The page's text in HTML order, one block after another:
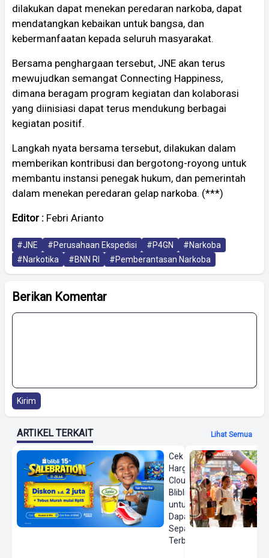
dilakukan dapat menekan peredaran narkoba, dapat
mendatangkan kebaikan untuk bangsa, dan
kebermanfaatan kepada seluruh masyarakat.
Bersama penghargaan tersebut, JNE akan terus
mewujudkan semangat Connecting Happiness,
dimana beragam program kegiatan dan kolaborasi
yang diinisiasi dapat terus mendukung berbagai
kegiatan positif.
Langkah nyata bersama tersebut, dilakukan dalam
memberikan kontribusi dan bergotong-royong untuk
membantu instansi penegak hukum, dan pemerintah
dalam menekan peredaran gelap narkoba. (***)
Editor : Febri Arianto
#JNE #Perusahaan Ekspedisi #P4GN
#Narkoba
#Narkotika
#BNN RI #Pemberantasan Narkoba
Berikan Komentar
Kirim
ARTIKEL TERKAIT Lihat Semua
Cek
Harga On
Cloud di
Blibli
untuk
Dapatkan
Sepatu
Terbaru